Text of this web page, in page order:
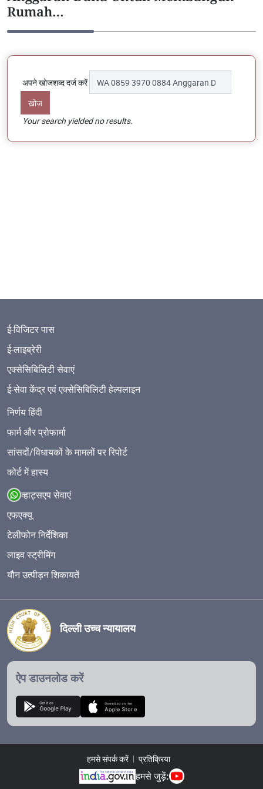
Rumah…
अपने खोजशब्द दर्ज करें
Your search yielded no results.
ई-विजिटर पास
ई-लाइब्रेरी
एक्सेसिबिलिटी सेवाएं
ई-सेवा केंद्र एवं एक्सेसिबिलिटी हेल्पलाइन
निर्णय हिंदी
फार्म और प्रोफार्मा
सांसदों/विधायकों के मामलों पर रिपोर्ट
कोर्ट में हास्य
व्हाट्सएप सेवाएं
एफएक्यू
टेलीफोन निर्देशिका
लाइव स्ट्रीमिंग
यौन उत्पीड़न शिकायतें
दिल्ली उच्च न्यायालय
ऐप डाउनलोड करें
हमसे संपर्क करें प्रतिक्रिया
हमसे जुड़ें: